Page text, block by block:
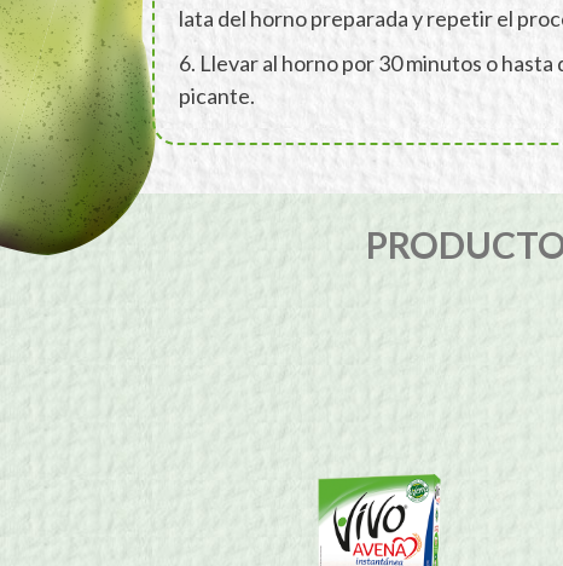
lata del horno preparada y repetir el
6. Llevar al horno por 30 minutos o
picante.